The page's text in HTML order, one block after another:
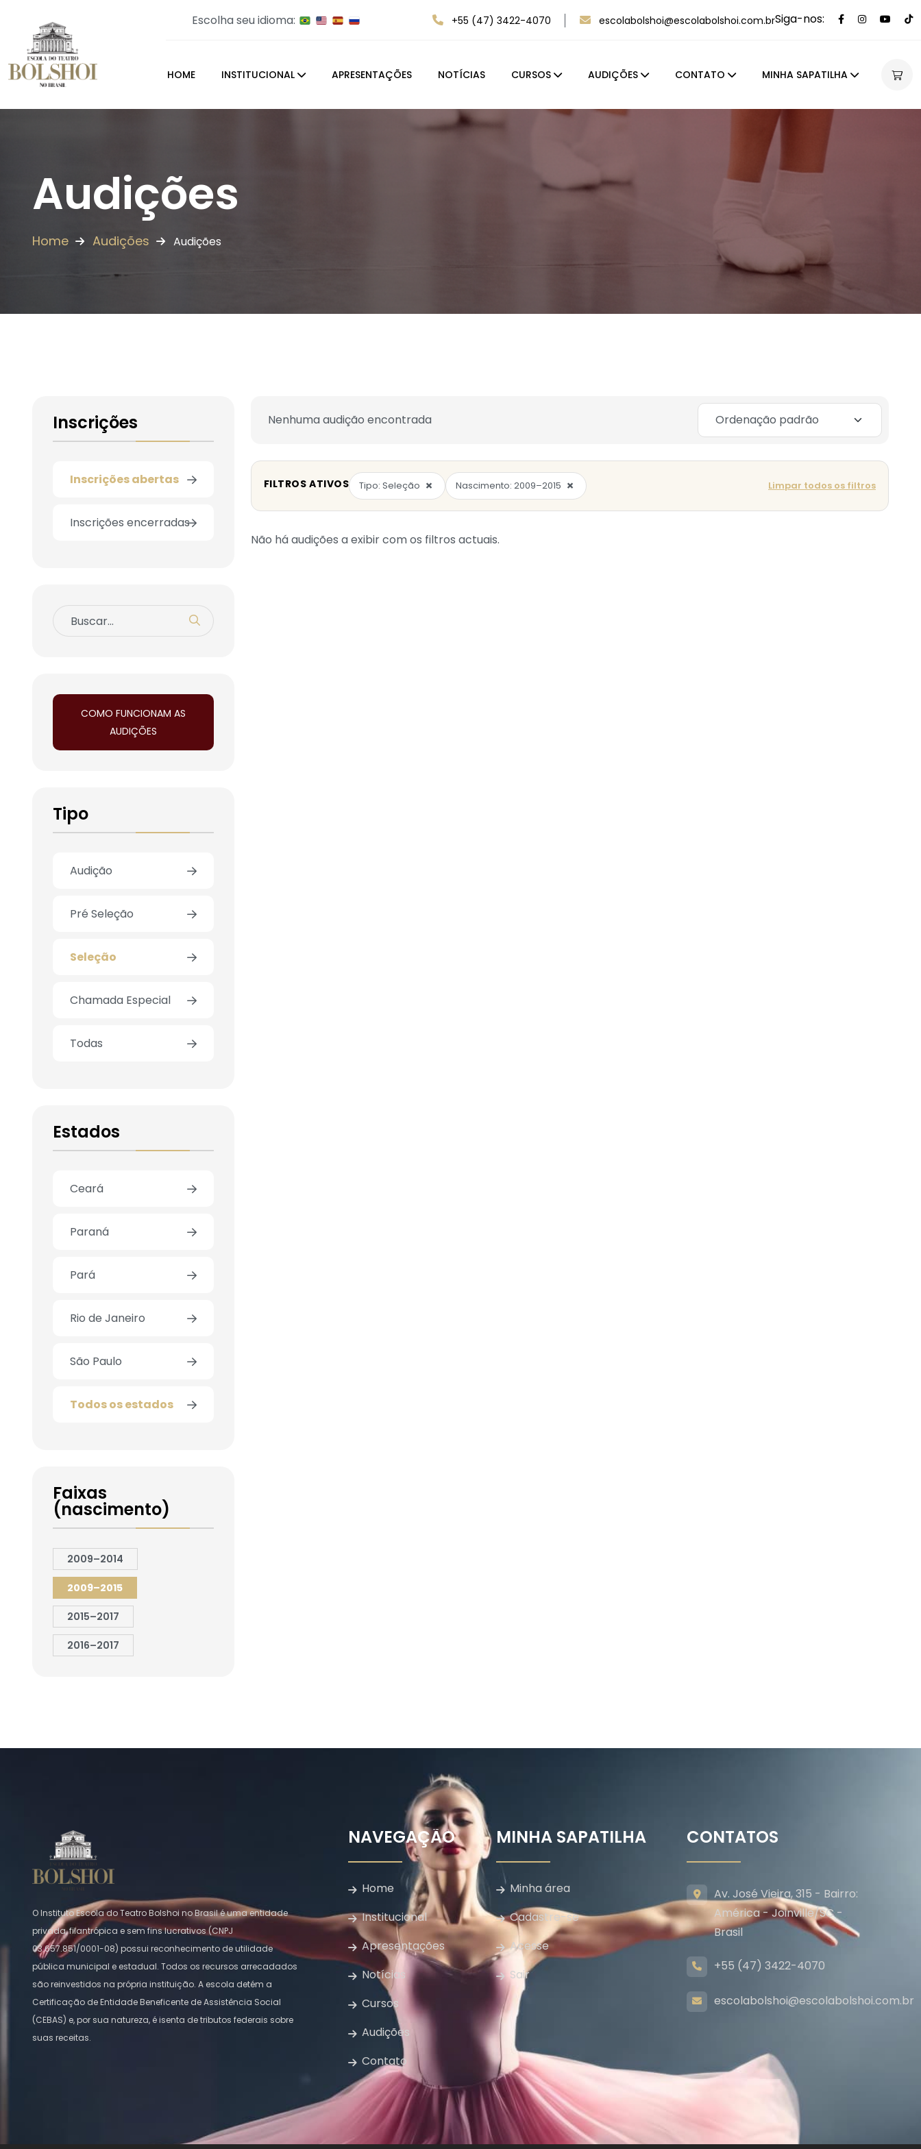
Escolha seu idioma: +55 (47) 3422-4070 escolabolshoi@escolabolshoi.com.brSiga-nos:
HOME INSTITUCIONAL APRESENTAÇÕES NOTÍCIAS CURSOS AUDIÇÕES CONTATO MINHA SAPATILHA
Audições
Home Audições Audições
Nenhuma audição encontrada
FILTROS ATIVOS Tipo: Seleção × Nascimento: 2009–2015 × Limpar todos os filtros
Não há audições a exibir com os filtros actuais.
Inscrições
Inscrições abertas
Inscrições encerradas
COMO FUNCIONAM AS
AUDIÇÕES
Tipo
Audição
Pré Seleção
Seleção
Chamada Especial
Todas
Estados
Ceará
Paraná
Pará
Rio de Janeiro
São Paulo
Todos os estados
Faixas
(nascimento)
2009–2014
2009–2015
2015–2017
2016–2017
O Instituto Escola do Teatro Bolshoi no Brasil é uma entidade
privada, filantrópica e sem fins lucrativos (CNPJ
03.657.851/0001-08) possui reconhecimento de utilidade
pública municipal e estadual. Todos os recursos arrecadados
são reinvestidos na própria instituição. A escola detém a
Certificação de Entidade Beneficente de Assistência Social
(CEBAS) e, por sua natureza, é isenta de tributos federais sobre
suas receitas.
NAVEGAÇÃO
Home
Institucional
Apresentações
Notícias
Cursos
Audições
Contato
MINHA SAPATILHA
Minha área
Cadastre-se
Acesse
Sair
CONTATOS
Av. José Vieira, 315 - Bairro:
América - Joinville/SC -
Brasil
+55 (47) 3422-4070
escolabolshoi@escolabolshoi.com.br